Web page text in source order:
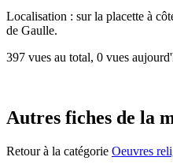
Localisation : sur la placette à
de Gaulle.
397 vues au total, 0 vues
Autres fiches de la
Retour à la catégorie Oeuvres